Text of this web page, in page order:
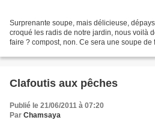
Surprenante soupe, mais délicieuse,
croqué les radis de notre jardin, nous voilà
faire ? compost, non. Ce sera une soupe de
Clafoutis aux pêches
Publié le 21/06/2011 à 07:20
Par Chamsaya